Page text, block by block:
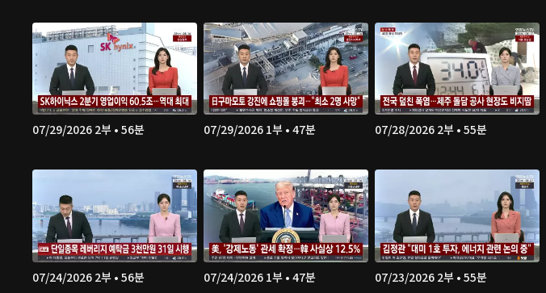
07/29/2026 2부 • 56분 07/29/2026 1부 • 47분 07/28/2026 2부 • 55분
07/24/2026 2부 • 56분 07/24/2026 1부 • 47분 07/23/2026 2부 • 55분